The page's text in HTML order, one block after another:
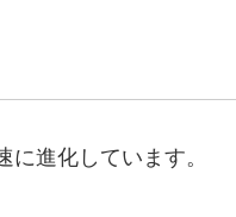
進化しています。